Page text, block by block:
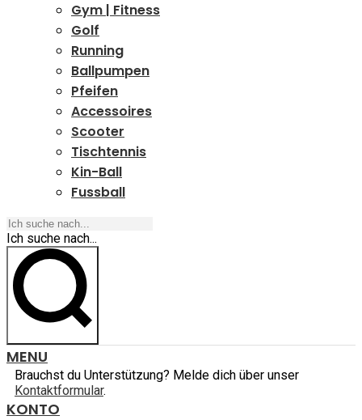
Gym | Fitness
Golf
Running
Ballpumpen
Pfeifen
Accessoires
Scooter
Tischtennis
Kin-Ball
Fussball
Ich suche nach...
MENU
Brauchst du Unterstützung? Melde dich über unser
Kontaktformular.
KONTO